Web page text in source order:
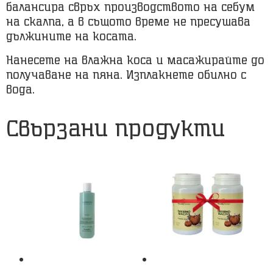
балансира свръх производството на себум
на скалпа, а в същото време не пресушава
дължините на косата.
Нанесете на влажна коса и масажирайте до
получаване на пяна. Изплакнете обилно с
вода.
Свързани продукти